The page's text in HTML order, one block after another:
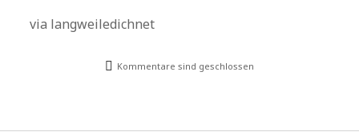
via langweiledichnet
Kommentare sind geschlossen